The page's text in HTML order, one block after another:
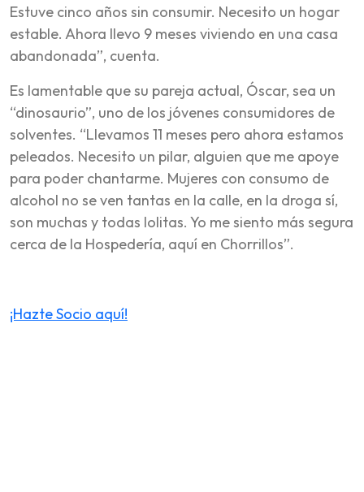
Estuve cinco años sin consumir. Necesito un hogar
estable. Ahora llevo 9 meses viviendo en una casa
abandonada”, cuenta.
Es lamentable que su pareja actual, Óscar, sea un
“dinosaurio”, uno de los jóvenes consumidores de
solventes. “Llevamos 11 meses pero ahora estamos
peleados. Necesito un pilar, alguien que me apoye
para poder chantarme. Mujeres con consumo de
alcohol no se ven tantas en la calle, en la droga sí,
son muchas y todas lolitas. Yo me siento más segura
cerca de la Hospedería, aquí en Chorrillos”.
¡Hazte Socio aquí!